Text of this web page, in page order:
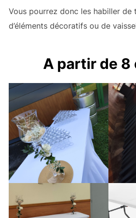
Vous pourrez donc les habiller de
d’éléments décoratifs ou de
A partir de 8